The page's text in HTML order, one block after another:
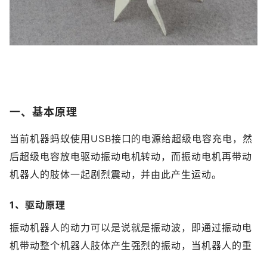
一、基本原理
当前机器蚂蚁使用USB接口的电源给超级电容充电，然
后超级电容放电驱动振动电机转动，而振动电机再带动
机器人的肢体一起剧烈震动，并由此产生运动。
1、驱动原理
振动机器人的动力可以是说就是振动波，即通过振动电
机带动整个机器人肢体产生强烈的振动，当机器人的重